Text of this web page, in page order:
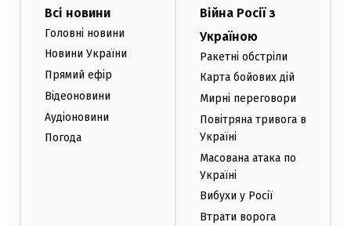
Всі новини
Головні новини
Новини України
Прямий ефір
Відеоновини
Аудіоновини
Погода
Війна Росії з
Україною
Ракетні обстріли
Карта бойових дій
Мирні переговори
Повітряна тривога в
Україні
Масована атака по
Україні
Вибухи у Росії
Втрати ворога